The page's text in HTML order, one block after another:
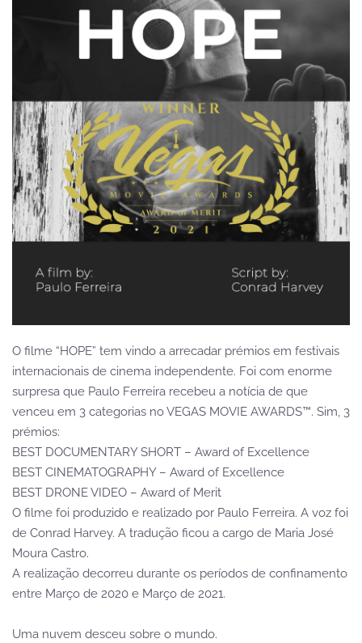
O filme “HOPE” tem vindo a arrecadar prémios em festivais
internacionais de cinema independente. Foi com enorme
surpresa que Paulo Ferreira recebeu a notícia de que
venceu em 3 categorias no VEGAS MOVIE AWARDS™. Sim, 3
prémios:
BEST DOCUMENTARY SHORT – Award of Excellence
BEST CINEMATOGRAPHY – Award of Excellence
BEST DRONE VIDEO – Award of Merit
O filme foi produzido e realizado por Paulo Ferreira. A voz foi
de Conrad Harvey. A tradução ficou a cargo de Maria José
Moura Castro.
A realização decorreu durante os períodos de confinamento
entre Março de 2020 e Março de 2021.
Uma nuvem desceu sobre o mundo.